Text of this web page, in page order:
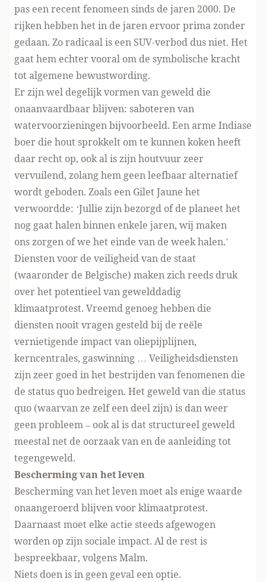
pas een recent fenomeen sinds de jaren 2000. De
rijken hebben het in de jaren ervoor prima zonder
gedaan. Zo radicaal is een SUV-verbod dus niet. Het
gaat hem echter vooral om de symbolische kracht
tot algemene bewustwording.
Er zijn wel degelijk vormen van geweld die
onaanvaardbaar blijven: saboteren van
watervoorzieningen bijvoorbeeld. Een arme Indiase
boer die hout sprokkelt om te kunnen koken heeft
daar recht op, ook al is zijn houtvuur zeer
vervuilend, zolang hem geen leefbaar alternatief
wordt geboden. Zoals een Gilet Jaune het
verwoordde: ‘Jullie zijn bezorgd of de planeet het
nog gaat halen binnen enkele jaren, wij maken
ons zorgen of we het einde van de week halen.’
Diensten voor de veiligheid van de staat
(waaronder de Belgische) maken zich reeds druk
over het potentieel van gewelddadig
klimaatprotest. Vreemd genoeg hebben die
diensten nooit vragen gesteld bij de reële
vernietigende impact van oliepijplijnen,
kerncentrales, gaswinning … Veiligheidsdiensten
zijn zeer goed in het bestrijden van fenomenen die
de status quo bedreigen. Het geweld van die status
quo (waarvan ze zelf een deel zijn) is dan weer
geen probleem – ook al is dat structureel geweld
meestal net de oorzaak van en de aanleiding tot
tegengeweld.
Bescherming van het leven
Bescherming van het leven moet als enige waarde
onaangeroerd blijven voor klimaatprotest.
Daarnaast moet elke actie steeds afgewogen
worden op zijn sociale impact. Al de rest is
bespreekbaar, volgens Malm.
Niets doen is in geen geval een optie.